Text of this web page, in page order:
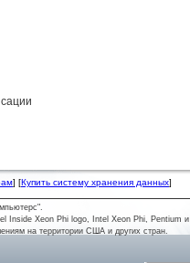
] [Купить систему хранения данных]
Inside Xeon Phi logo, Intel Xeon Phi, Pentium и
на территории США и других стран.